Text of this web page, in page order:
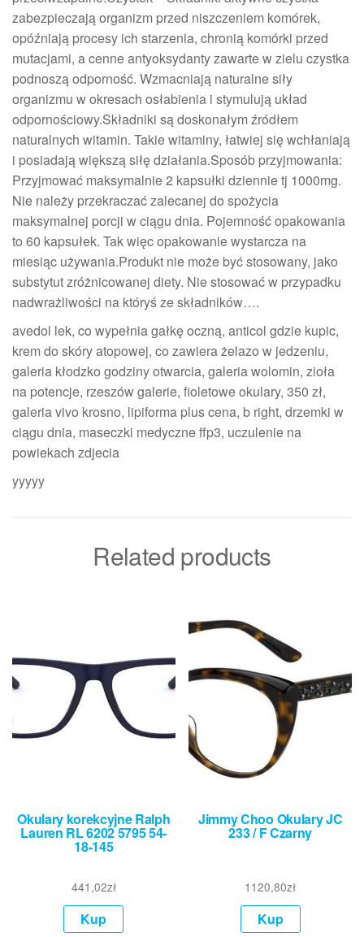
zabezpieczają organizm przed niszczeniem komórek,
opóźniają procesy ich starzenia, chronią komórki przed
mutacjami, a cenne antyoksydanty zawarte w zielu czystka
podnoszą odporność. Wzmacniają naturalne siły
organizmu w okresach osłabienia i stymulują układ
odpornościowy.Składniki są doskonałym źródłem
naturalnych witamin. Takie witaminy, łatwiej się wchłaniają
i posiadają większą siłę działania.Sposób przyjmowania:
Przyjmować maksymalnie 2 kapsułki dziennie tj 1000mg.
Nie należy przekraczać zalecanej do spożycia
maksymalnej porcji w ciągu dnia. Pojemność opakowania
to 60 kapsułek. Tak więc opakowanie wystarcza na
miesiąc używania.Produkt nie może być stosowany, jako
substytut zróżnicowanej diety. Nie stosować w przypadku
nadwrażliwości na któryś ze składników….
avedol lek, co wypełnia gałkę oczną, anticol gdzie kupic,
krem do skóry atopowej, co zawiera żelazo w jedzeniu,
galeria kłodzko godziny otwarcia, galeria wolomin, zioła
na potencje, rzeszów galerie, fioletowe okulary, 350 zł,
galeria vivo krosno, lipiforma plus cena, b right, drzemki w
ciągu dnia, maseczki medyczne ffp3, uczulenie na
powiekach zdjecia
yyyyy
Related products
Okulary korekcyjne Ralph
Lauren RL 6202 5795 54-
18-145
441,02zł
Kup
Jimmy Choo Okulary JC
233 / F Czarny
1120,80zł
Kup